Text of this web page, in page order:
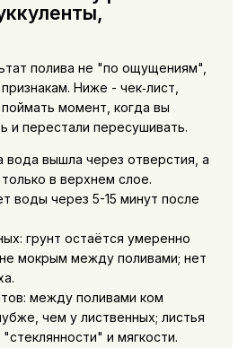
полива не "по ощущениям",
Ниже - чек‑лист,
момент, когда вы
и перестали пересушивать.
вода вышла через отверстия, а
в верхнем слое.
воды через 5-15 минут после
грунт остаётся умеренно
мокрым между поливами; нет
между поливами ком
чем у лиственных; листья
и мягкости.